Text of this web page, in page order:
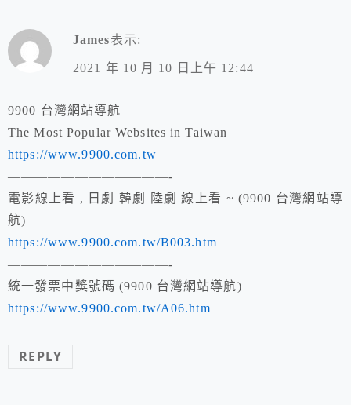
James表示:
2021 年 10 月 10 日上午 12:44
9900 台灣網站導航
The Most Popular Websites in Taiwan
https://www.9900.com.tw
————————————-
電影線上看 , 日劇 韓劇 陸劇 線上看 ~ (9900 台灣網站導
航)
https://www.9900.com.tw/B003.htm
————————————-
統一發票中獎號碼 (9900 台灣網站導航)
https://www.9900.com.tw/A06.htm
REPLY